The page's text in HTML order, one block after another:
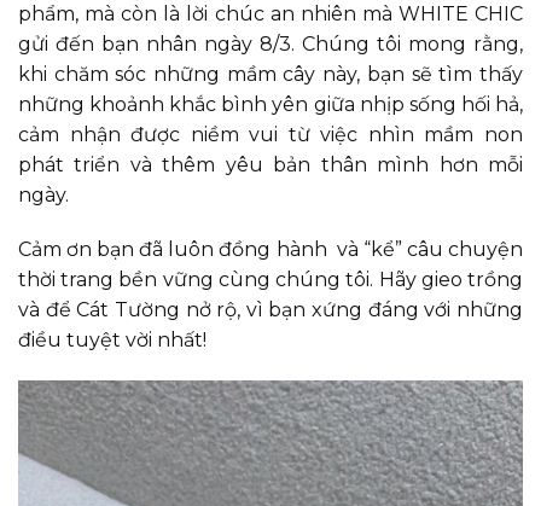
phẩm, mà còn là lời chúc an nhiên mà WHITE CHIC
gửi đến bạn nhân ngày 8/3. Chúng tôi mong rằng,
khi chăm sóc những mầm cây này, bạn sẽ tìm thấy
những khoảnh khắc bình yên giữa nhịp sống hối hả,
cảm nhận được niềm vui từ việc nhìn mầm non
phát triển và thêm yêu bản thân mình hơn mỗi
ngày.
Cảm ơn bạn đã luôn đồng hành và “kể” câu chuyện
thời trang bền vững cùng chúng tôi. Hãy gieo trồng
và để Cát Tường nở rộ, vì bạn xứng đáng với những
điều tuyệt vời nhất!